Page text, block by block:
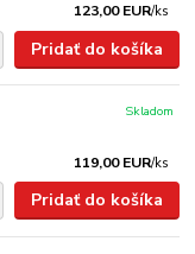
123,00 EUR/ks
Pridať do košíka
119,00 EUR/ks
Skladom
Pridať do košíka